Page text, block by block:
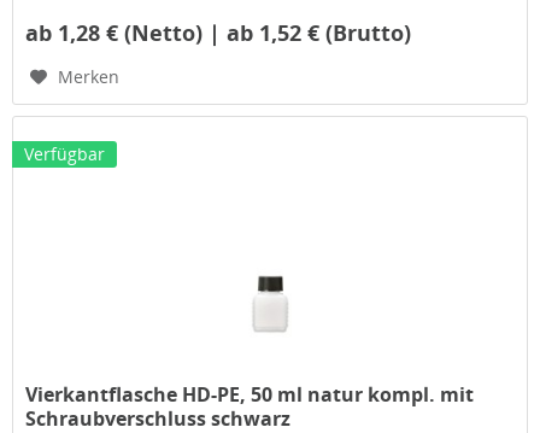
ab 1,28 € (Netto) | ab 1,52 € (Brutto)
Merken
Verfügbar
Vierkantflasche HD-PE, 50 ml natur kompl. mit
Schraubverschluss schwarz